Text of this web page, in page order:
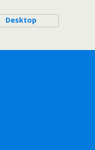
Desktop